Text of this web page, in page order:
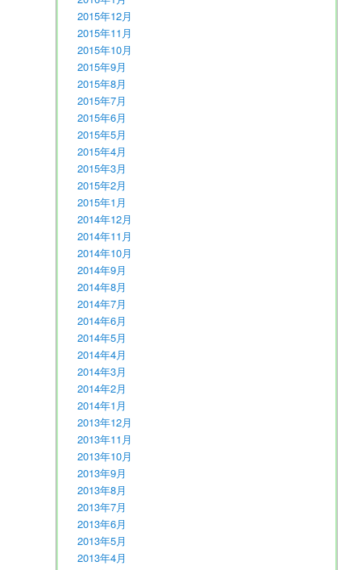
2015年12月
2015年11月
2015年10月
2015年9月
2015年8月
2015年7月
2015年6月
2015年5月
2015年4月
2015年3月
2015年2月
2015年1月
2014年12月
2014年11月
2014年10月
2014年9月
2014年8月
2014年7月
2014年6月
2014年5月
2014年4月
2014年3月
2014年2月
2014年1月
2013年12月
2013年11月
2013年10月
2013年9月
2013年8月
2013年7月
2013年6月
2013年5月
2013年4月